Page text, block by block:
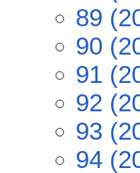
89
90
91
92
93
94